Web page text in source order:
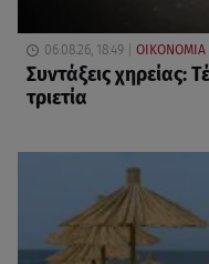
06.08.26, 18:49 ΟΙΚΟΝΟΜΙΑ
Συντάξεις χηρείας:
τριετία